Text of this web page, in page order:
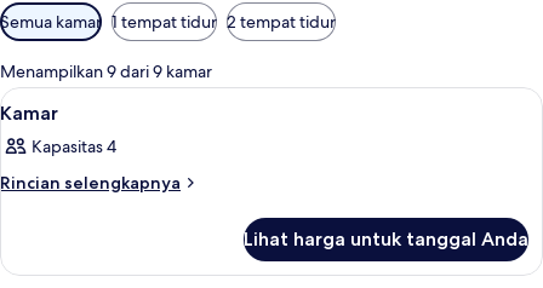
Filter
tersedia
untuk
kamar
Semua kamar 1 tempat tidur 2 tempat tidur
Menampilkan 9 dari 9 kamar
Lihat
semua
foto
untuk
Brankas, meja kerja, ruang kerja
18
Kamar
Kapasitas 4
Rincian selengkapnya
Rincian
Kamar
Lihat harga untuk tanggal Anda